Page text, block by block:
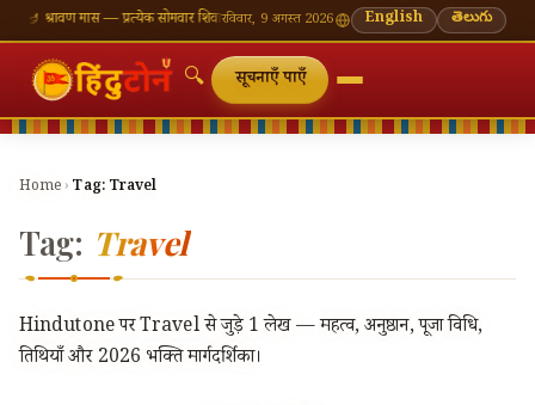
🪔 श्रावण मास — प्रत्येक सोमवार शिवालय दर्शन का महत्व🌸 गणेश चतुर्थी — भाद्रपद शुक्ल चतुर्थी
रविवार, 9 अगस्त 2026 English తెలుగు
🔍 सूचनाएँ पाएँ
Home › Tag: Travel
Tag: Travel
Hindutone पर Travel से जुड़े 1 लेख — महत्व, अनुष्ठान, पूजा विधि,
तिथियाँ और 2026 भक्ति मार्गदर्शिका।